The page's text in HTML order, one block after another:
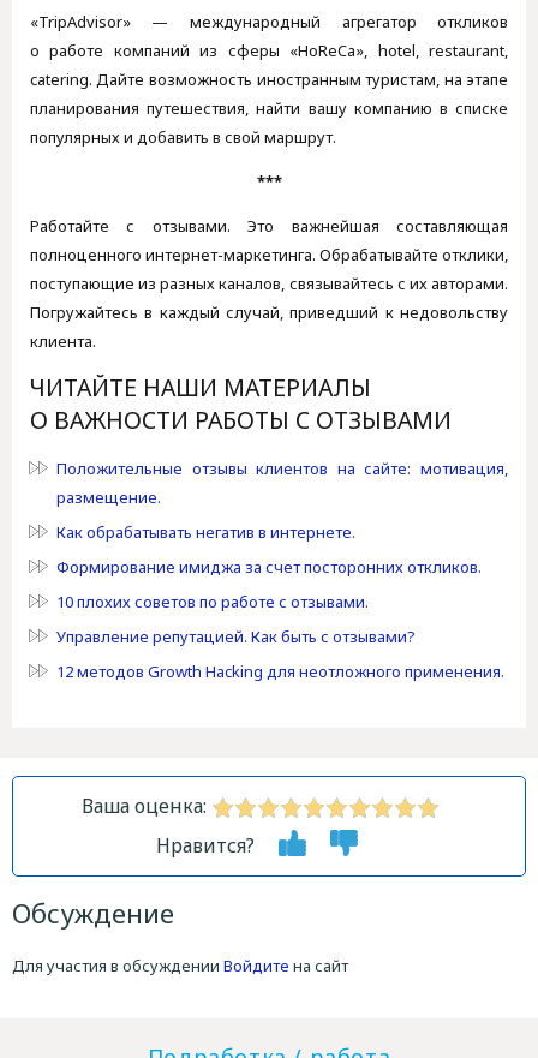
«TripAdvisor» — международный агрегатор откликов
о работе компаний из сферы «HoReCa», hotel, restaurant,
catering. Дайте возможность иностранным туристам, на этапе
планирования путешествия, найти вашу компанию в списке
популярных и добавить в свой маршрут.
***
Работайте с отзывами. Это важнейшая составляющая
полноценного интернет-маркетинга. Обрабатывайте отклики,
поступающие из разных каналов, связывайтесь с их авторами.
Погружайтесь в каждый случай, приведший к недовольству
клиента.
ЧИТАЙТЕ НАШИ МАТЕРИАЛЫ
О ВАЖНОСТИ РАБОТЫ С ОТЗЫВАМИ
Положительные отзывы клиентов на сайте: мотивация,
размещение.
Как обрабатывать негатив в интернете.
Формирование имиджа за счет посторонних откликов.
10 плохих советов по работе с отзывами.
Управление репутацией. Как быть с отзывами?
12 методов Growth Hacking для неотложного применения.
Ваша оценка:
Нравится?
Обсуждение
Для участия в обсуждении Войдите на сайт